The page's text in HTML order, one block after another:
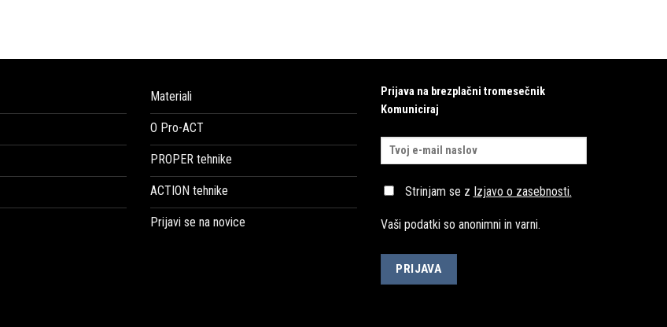
Materiali
O Pro-ACT
PROPER tehnike
ACTION tehnike
Prijavi se na novice
Prijava na brezplačni tromesečnik
Komuniciraj
Strinjam se z Izjavo o zasebnosti.
Vaši podatki so anonimni in varni.